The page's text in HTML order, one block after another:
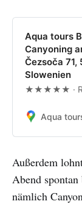
Aqua tours
Canyoning
Čezsoča 71,
Slowenien
★★★★★ ·
Außerdem
Abend spontan
nämlich